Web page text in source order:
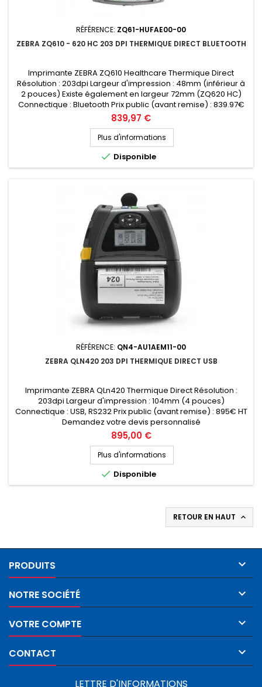
RÉFÉRENCE: ZQ61-HUFAE00-00
ZEBRA ZQ610 - 620 HC 203 DPI THERMIQUE DIRECT BLUETOOTH
Imprimante ZEBRA ZQ610 Healthcare Thermique Direct
Résolution : 203dpi Largeur d'impression : 48mm (inférieur à
2 pouces) Existe également en largeur 72mm (ZQ620 HC)
Connectique : Bluetooth Prix public (avant remise) : 839.97€
HT Demandez votre devis personnalisé
Prix
839,97 €
Plus d'informations
 Disponible
RÉFÉRENCE: QN4-AU1AEM11-00
ZEBRA QLN420 203 DPI THERMIQUE DIRECT USB
Imprimante ZEBRA QLn420 Thermique Direct Résolution :
203dpi Largeur d'impression : 104mm (4 pouces)
Connectique : USB, RS232 Prix public (avant remise) : 895€ HT
Demandez votre devis personnalisé
Prix
895,00 €
Plus d'informations
 Disponible
RETOUR EN HAUT 
PRODUITS 
NOTRE SOCIÉTÉ 
VOTRE COMPTE 
CONTACT 
LETTRE D'INFORMATIONS